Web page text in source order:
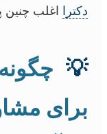
دکترا
اغلب
💡
برای